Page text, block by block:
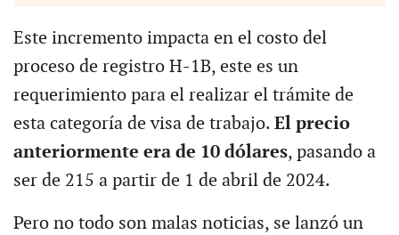
Este incremento impacta en el costo del
proceso de registro H-1B, este es un
requerimiento para el realizar el trámite de
esta categoría de visa de trabajo. El precio
anteriormente era de 10 dólares, pasando a
ser de 215 a partir de 1 de abril de 2024.
Pero no todo son malas noticias, se lanzó un